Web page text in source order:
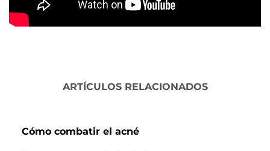
ARTÍCULOS RELACIONADOS
Cómo combatir el acné